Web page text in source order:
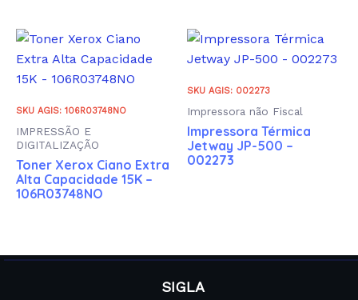
SKU AGIS: 106R03748NO
IMPRESSÃO E
DIGITALIZAÇÃO
Toner Xerox Ciano Extra
Alta Capacidade 15K –
106R03748NO
SKU AGIS: 002273
Impressora não Fiscal
Impressora Térmica
Jetway JP-500 –
002273
SIGLA